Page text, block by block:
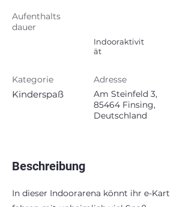
Aufenthalts
dauer
Kategorie
Kinderspaß
Indooraktivit
ät
Adresse
Am Steinfeld 3,
85464 Finsing,
Deutschland
Beschreibung
In dieser Indoorarena könnt ihr e-Kart